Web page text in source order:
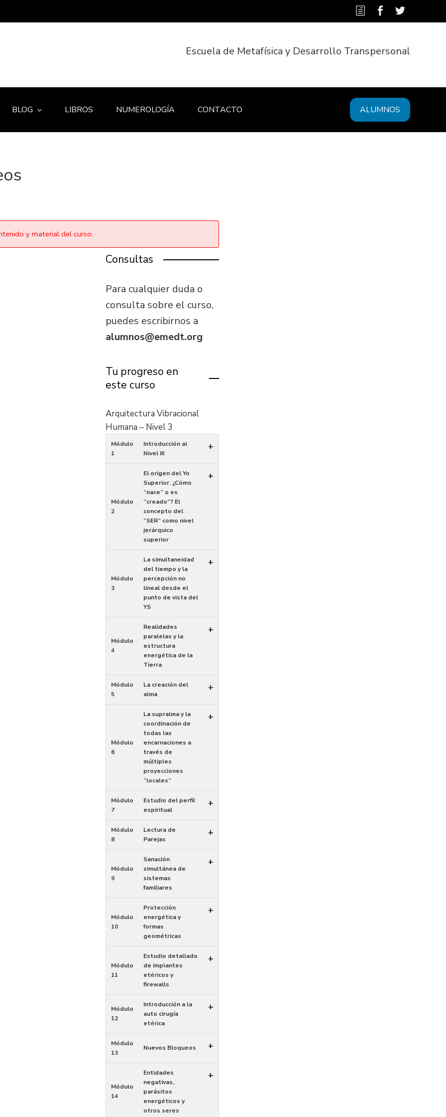
Escuela de Metafísica y Desarrollo Transpersonal
BLOG LIBROS NUMEROLOGÍA CONTACTO ALUMNOS
y material del curso.
Consultas
Para cualquier duda o
consulta sobre el curso,
puedes escribirnos a
alumnos@emedt.org
Tu progreso en
este curso
Arquitectura Vibracional
Humana – Nivel 3
Módulo
1
Introducción al
Nivel III
+
Módulo
2
El origen del Yo
Superior. ¿Cómo
“nace” o es
“creado”? El
concepto del
“SER” como nivel
jerárquico
superior
+
Módulo
3
La simultaneidad
del tiempo y la
percepción no
lineal desde el
punto de vista del
YS
+
Módulo
4
Realidades
paralelas y la
estructura
energética de la
Tierra
+
Módulo
5
La creación del
alma
+
Módulo
6
La supralma y la
coordinación de
todas las
encarnaciones a
través de
múltiples
proyecciones
“locales”
+
Módulo
7
Estudio del perfil
espiritual
+
Módulo
8
Lectura de
Parejas
+
Módulo
9
Sanación
simultánea de
sistemas
familiares
+
Módulo
10
Protección
energética y
formas
geométricas
+
Módulo
11
Estudio detallado
de implantes
etéricos y
firewalls
+
Módulo
12
Introducción a la
auto cirugía
etérica
+
Módulo
13
Nuevos Bloqueos +
Módulo
14
Entidades
negativas,
parásitos
energéticos y
otros seres
+